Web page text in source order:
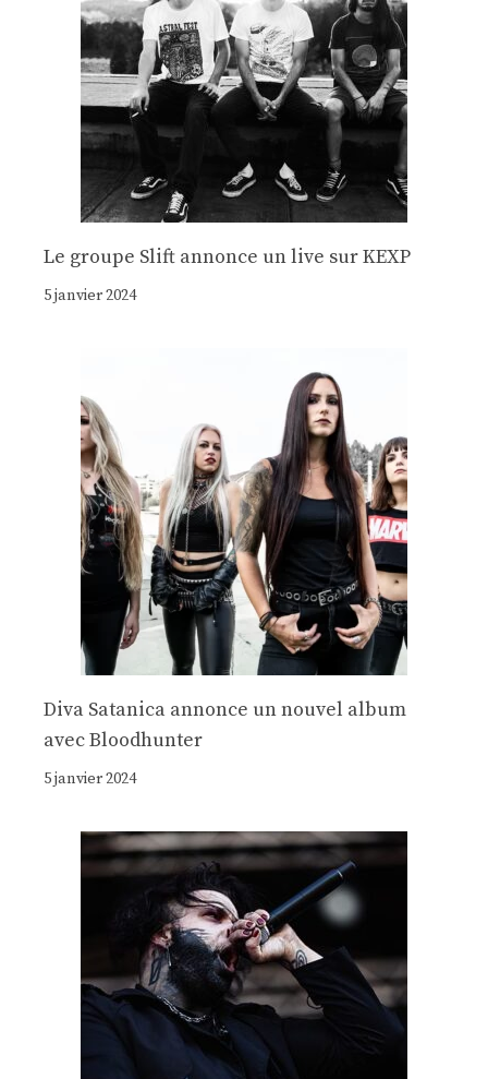
Le groupe Slift annonce un live sur KEXP
5 janvier 2024
Diva Satanica annonce un nouvel album
avec Bloodhunter
5 janvier 2024